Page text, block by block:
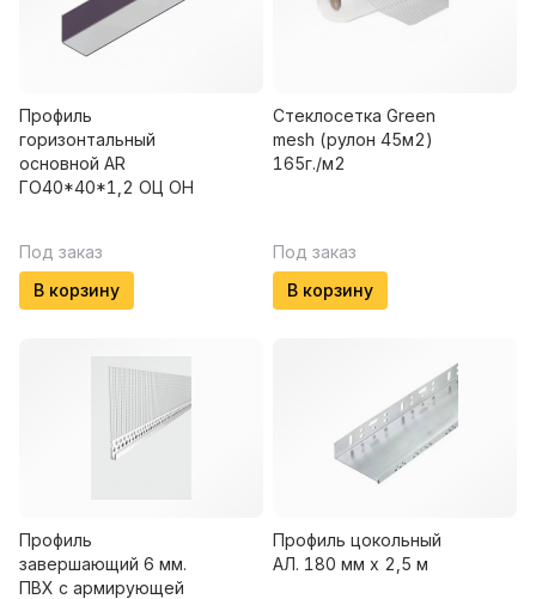
Профиль
горизонтальный
основной AR
ГО40*40*1,2 ОЦ ОН
Под заказ
В корзину
Стеклосетка Green
mesh (рулон 45м2)
165г./м2
Под заказ
В корзину
Профиль
завершающий 6 мм.
ПВХ с армирующей
Профиль цокольный
АЛ. 180 мм х 2,5 м